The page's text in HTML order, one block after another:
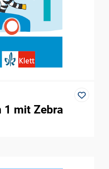
1 mit Zebra